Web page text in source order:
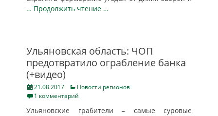
… Продолжить чтение …
Ульяновская область: ЧОП
предотвратило ограбление банка
(+видео)
Posted
on
21.08.2017 Categories
Новости регионов
1 комментарий
Ульяновские грабители – самые суровые